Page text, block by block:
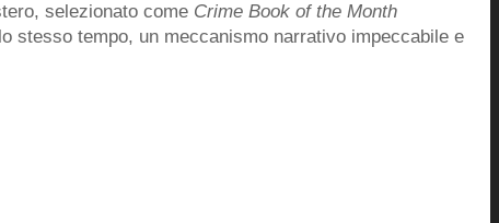
selezionato come Crime Book of the Month
stesso tempo, un meccanismo narrativo impeccabile e